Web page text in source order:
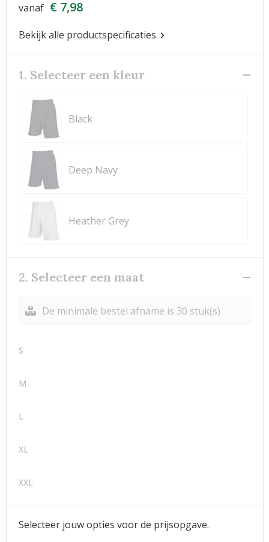
vanaf € 7,98
Bekijk alle productspecificaties
1. Selecteer een kleur
Black
Deep Navy
Heather Grey
2. Selecteer een maat
De minimale bestel afname is 30 stuk(s)
S
M
L
XL
XXL
Selecteer jouw opties voor de prijsopgave.